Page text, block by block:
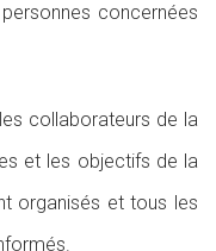
concernées
collaborateurs de la
et les objectifs de la
organisés et tous les